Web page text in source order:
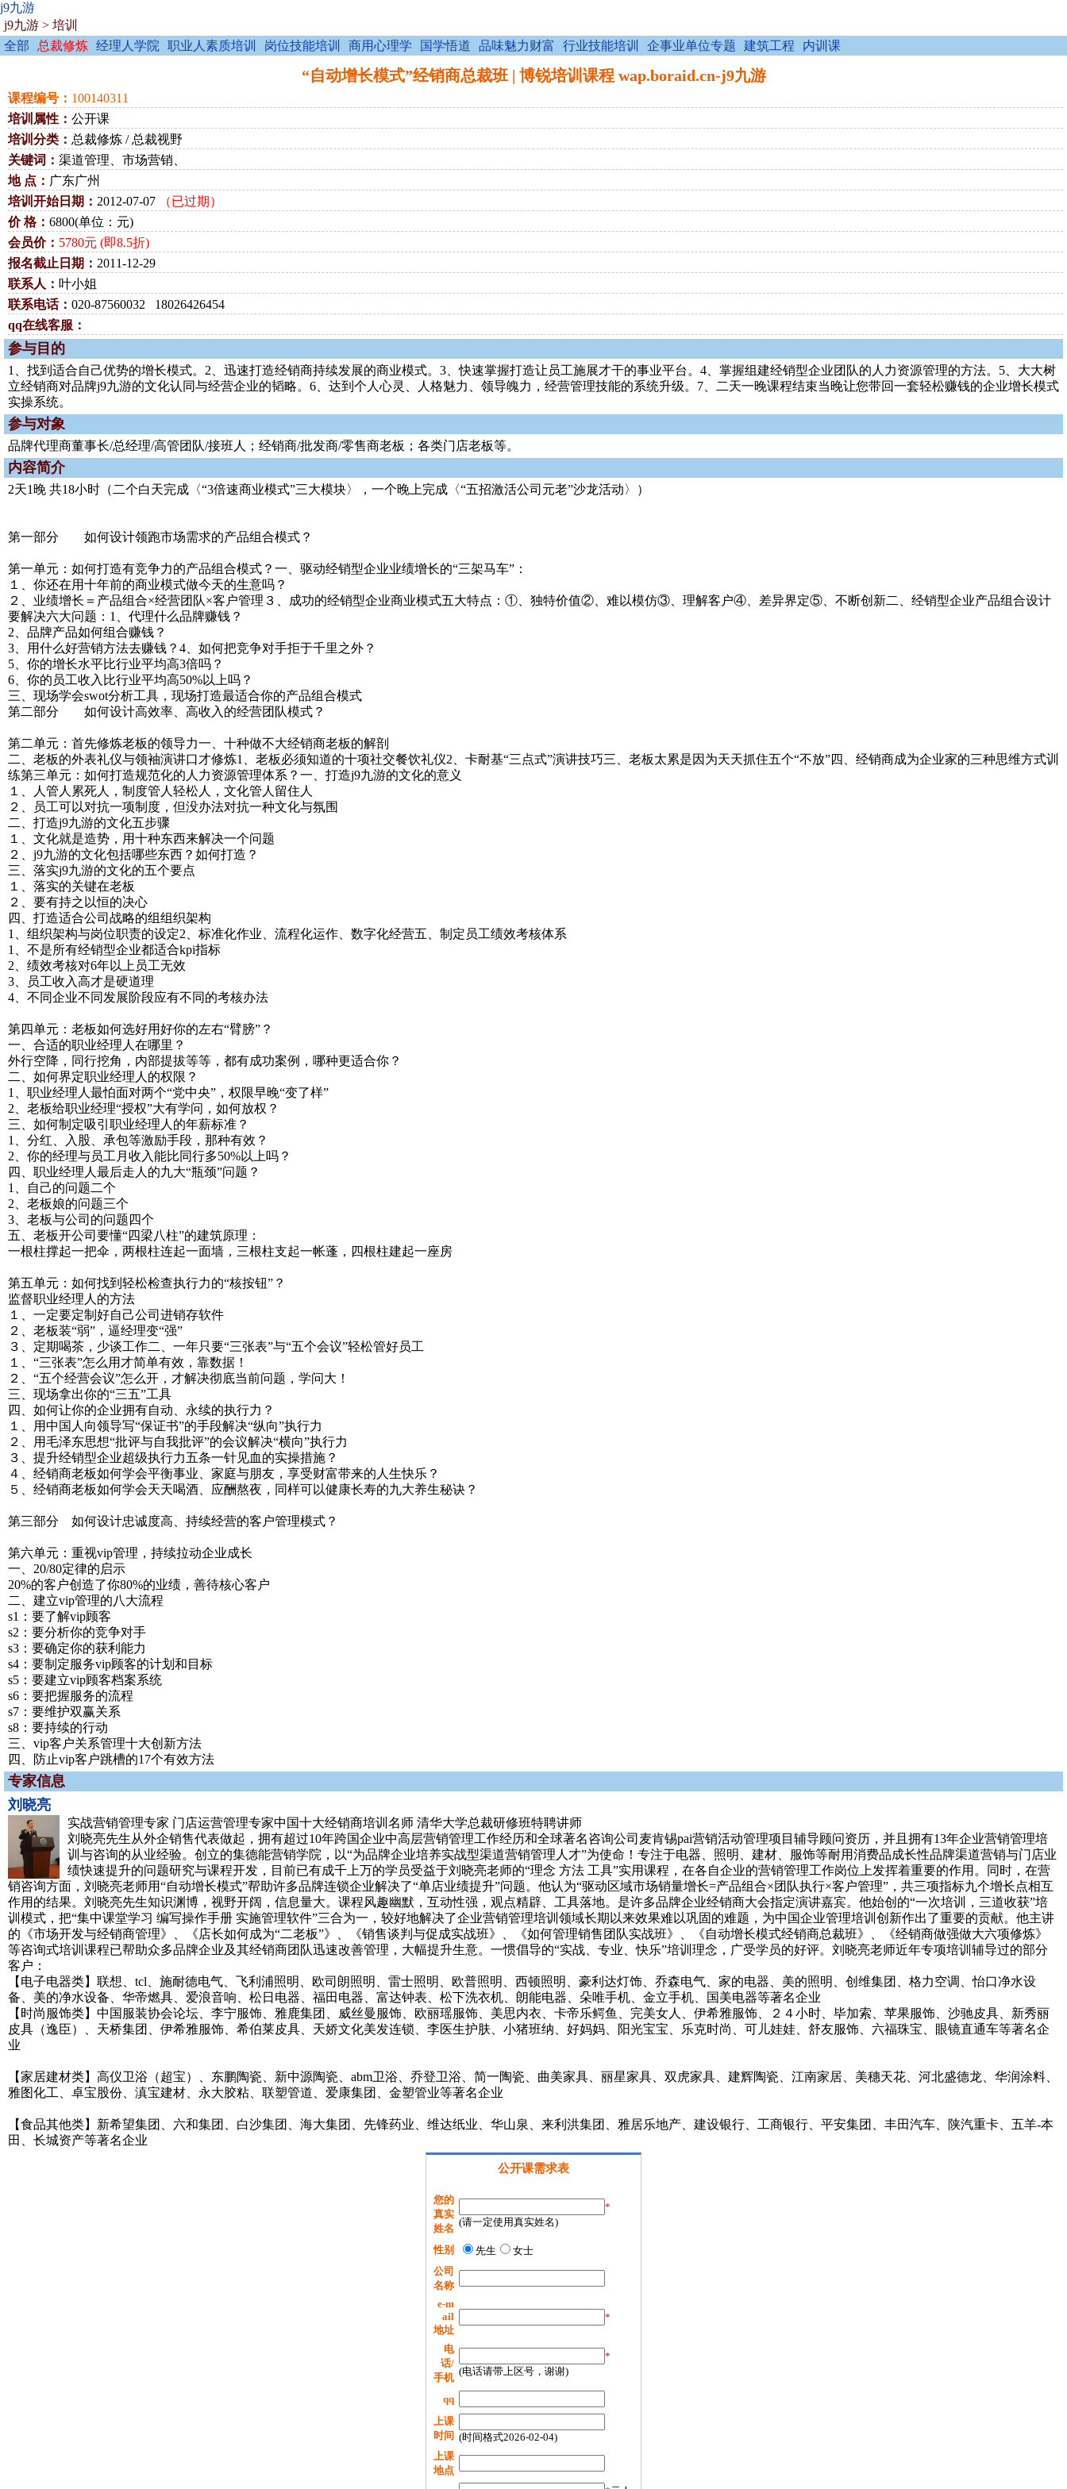
j9九游
j9九游 > 培训
全部
总裁修炼 经理人学院 职业人素质培训 岗位技能培训 商用心理学 国学悟道 品味魅力财富 行业技能培训 企事业单位专题 建筑工程 内训课
“自动增长模式”经销商总裁班 | 博锐培训课程 wap.boraid.cn-j9九游
课程编号： 100140311
培训属性： 公开课
培训分类： 总裁修炼 / 总裁视野
关键词： 渠道管理、市场营销、
地 点： 广东广州
培训开始日期： 2012-07-07
（已过期）
价 格： 6800(单位：元)
会员价： 5780元 (即8.5折)
报名截止日期： 2011-12-29
联系人： 叶小姐
联系电话： 020-87560032 18026426454
qq在线客服：
参与目的
1、找到适合自己优势的增长模式。2、迅速打造经销商持续发展的商业模式。3、快速掌握打造让员工施展才干的事业平台。4、掌握组建经销型企业团队的人力资源管理的方法。5、大大树
立经销商对品牌j9九游的文化认同与经营企业的韬略。6、达到个人心灵、人格魅力、领导魄力，经营管理技能的系统升级。7、二天一晚课程结束当晚让您带回一套轻松赚钱的企业增长模式
实操系统。
参与对象
品牌代理商董事长/总经理/高管团队/接班人；经销商/批发商/零售商老板；各类门店老板等。
内容简介
2天1晚 共18小时（二个白天完成〈“3倍速商业模式”三大模块〉，一个晚上完成〈“五招激活公司元老”沙龙活动〉）
第一部分 如何设计领跑市场需求的产品组合模式？
第一单元：如何打造有竞争力的产品组合模式？一、驱动经销型企业业绩增长的“三架马车”：
１、你还在用十年前的商业模式做今天的生意吗？
２、业绩增长＝产品组合×经营团队×客户管理３、成功的经销型企业商业模式五大特点：①、独特价值②、难以模仿③、理解客户④、差异界定⑤、不断创新二、经销型企业产品组合设计
要解决六大问题：1、代理什么品牌赚钱？
2、品牌产品如何组合赚钱？
3、用什么好营销方法去赚钱？4、如何把竞争对手拒于千里之外？
5、你的增长水平比行业平均高3倍吗？
6、你的员工收入比行业平均高50%以上吗？
三、现场学会swot分析工具，现场打造最适合你的产品组合模式
第二部分 如何设计高效率、高收入的经营团队模式？
第二单元：首先修炼老板的领导力一、十种做不大经销商老板的解剖
二、老板的外表礼仪与领袖演讲口才修炼1、老板必须知道的十项社交餐饮礼仪2、卡耐基“三点式”演讲技巧三、老板太累是因为天天抓住五个“不放”四、经销商成为企业家的三种思维方式训
练第三单元：如何打造规范化的人力资源管理体系？一、打造j9九游的文化的意义
１、人管人累死人，制度管人轻松人，文化管人留住人
２、员工可以对抗一项制度，但没办法对抗一种文化与氛围
二、打造j9九游的文化五步骤
１、文化就是造势，用十种东西来解决一个问题
２、j9九游的文化包括哪些东西？如何打造？
三、落实j9九游的文化的五个要点
１、落实的关键在老板
２、要有持之以恒的决心
四、打造适合公司战略的组组织架构
1、组织架构与岗位职责的设定2、标准化作业、流程化运作、数字化经营五、制定员工绩效考核体系
1、不是所有经销型企业都适合kpi指标
2、绩效考核对6年以上员工无效
3、员工收入高才是硬道理
4、不同企业不同发展阶段应有不同的考核办法
第四单元：老板如何选好用好你的左右“臂膀”？
一、合适的职业经理人在哪里？
外行空降，同行挖角，内部提拔等等，都有成功案例，哪种更适合你？
二、如何界定职业经理人的权限？
1、职业经理人最怕面对两个“党中央”，权限早晚“变了样”
2、老板给职业经理“授权”大有学问，如何放权？
三、如何制定吸引职业经理人的年薪标准？
1、分红、入股、承包等激励手段，那种有效？
2、你的经理与员工月收入能比同行多50%以上吗？
四、职业经理人最后走人的九大“瓶颈”问题？
1、自己的问题二个
2、老板娘的问题三个
3、老板与公司的问题四个
五、老板开公司要懂“四梁八柱”的建筑原理：
一根柱撑起一把伞，两根柱连起一面墙，三根柱支起一帐蓬，四根柱建起一座房
第五单元：如何找到轻松检查执行力的“核按钮”？
监督职业经理人的方法
１、一定要定制好自己公司进销存软件
２、老板装“弱”，逼经理变“强”
３、定期喝茶，少谈工作二、一年只要“三张表”与“五个会议”轻松管好员工
１、“三张表”怎么用才简单有效，靠数据！
２、“五个经营会议”怎么开，才解决彻底当前问题，学问大！
三、现场拿出你的“三五”工具
四、如何让你的企业拥有自动、永续的执行力？
１、用中国人向领导写“保证书”的手段解决“纵向”执行力
２、用毛泽东思想“批评与自我批评”的会议解决“横向”执行力
３、提升经销型企业超级执行力五条一针见血的实操措施？
４、经销商老板如何学会平衡事业、家庭与朋友，享受财富带来的人生快乐？
５、经销商老板如何学会天天喝酒、应酬熬夜，同样可以健康长寿的九大养生秘诀？
第三部分 如何设计忠诚度高、持续经营的客户管理模式？
第六单元：重视vip管理，持续拉动企业成长
一、20/80定律的启示
20%的客户创造了你80%的业绩，善待核心客户
二、建立vip管理的八大流程
s1：要了解vip顾客
s2：要分析你的竞争对手
s3：要确定你的获利能力
s4：要制定服务vip顾客的计划和目标
s5：要建立vip顾客档案系统
s6：要把握服务的流程
s7：要维护双赢关系
s8：要持续的行动
三、vip客户关系管理十大创新方法
四、防止vip客户跳槽的17个有效方法
专家信息
刘晓亮
实战营销管理专家 门店运营管理专家中国十大经销商培训名师 清华大学总裁研修班特聘讲师
刘晓亮先生从外企销售代表做起，拥有超过10年跨国企业中高层营销管理工作经历和全球著名咨询公司麦肯锡pai营销活动管理项目辅导顾问资历，并且拥有13年企业营销管理培
训与咨询的从业经验。创立的集德能营销学院，以“为品牌企业培养实战型渠道营销管理人才”为使命！专注于电器、照明、建材、服饰等耐用消费品成长性品牌渠道营销与门店业
绩快速提升的问题研究与课程开发，目前已有成千上万的学员受益于刘晓亮老师的“理念 方法 工具”实用课程，在各自企业的营销管理工作岗位上发挥着重要的作用。同时，在营
销咨询方面，刘晓亮老师用“自动增长模式”帮助许多品牌连锁企业解决了“单店业绩提升”问题。他认为“驱动区域市场销量增长=产品组合×团队执行×客户管理”，共三项指标九个增长点相互
作用的结果。刘晓亮先生知识渊博，视野开阔，信息量大。课程风趣幽默，互动性强，观点精辟、工具落地。是许多品牌企业经销商大会指定演讲嘉宾。他始创的“一次培训，三道收获”培
训模式，把“集中课堂学习 编写操作手册 实施管理软件”三合为一，较好地解决了企业营销管理培训领域长期以来效果难以巩固的难题，为中国企业管理培训创新作出了重要的贡献。他主讲
的《市场开发与经销商管理》、《店长如何成为“二老板”》、《销售谈判与促成实战班》、《如何管理销售团队实战班》、《自动增长模式经销商总裁班》、《经销商做强做大六项修炼》
等咨询式培训课程已帮助众多品牌企业及其经销商团队迅速改善管理，大幅提升生意。一惯倡导的“实战、专业、快乐”培训理念，广受学员的好评。刘晓亮老师近年专项培训辅导过的部分
客户：
【电子电器类】联想、tcl、施耐德电气、飞利浦照明、欧司朗照明、雷士照明、欧普照明、西顿照明、豪利达灯饰、乔森电气、家的电器、美的照明、创维集团、格力空调、怡口净水设
备、美的净水设备、华帝燃具、爱浪音响、松日电器、福田电器、富达钟表、松下洗衣机、朗能电器、朵唯手机、金立手机、国美电器等著名企业
【时尚服饰类】中国服装协会论坛、李宁服饰、雅鹿集团、威丝曼服饰、欧丽瑶服饰、美思内衣、卡帝乐鳄鱼、完美女人、伊希雅服饰、２４小时、毕加索、苹果服饰、沙驰皮具、新秀丽
皮具（逸臣）、天桥集团、伊希雅服饰、希伯莱皮具、天娇文化美发连锁、李医生护肤、小猪班纳、好妈妈、阳光宝宝、乐克时尚、可儿娃娃、舒友服饰、六福珠宝、眼镜直通车等著名企
业
【家居建材类】高仪卫浴（超宝）、东鹏陶瓷、新中源陶瓷、abm卫浴、乔登卫浴、简一陶瓷、曲美家具、丽星家具、双虎家具、建辉陶瓷、江南家居、美穗天花、河北盛德龙、华润涂料、
雅图化工、卓宝股份、滇宝建材、永大胶粘、联塑管道、爱康集团、金塑管业等著名企业
【食品其他类】新希望集团、六和集团、白沙集团、海大集团、先锋药业、维达纸业、华山泉、来利洪集团、雅居乐地产、建设银行、工商银行、平安集团、丰田汽车、陕汽重卡、五羊-本
田、长城资产等著名企业
公开课需求表
您的
真实
姓名
*
(请一定使用真实姓名)
性别 先生
女士
公司
名称
e-m
ail
地址
*
电
话/
手机
*
(电话请带上区号，谢谢)
qq
上课
时间 (时间格式2026-02-04)
上课
地点